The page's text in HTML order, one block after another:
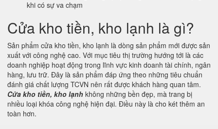
khi có sự va chạm
Cửa kho tiền, kho lạnh là gì?
Sản phẩm cửa kho tiền, kho lạnh là dòng sản phẩm mới được sản
xuất với công nghệ cao. Với mục tiêu thị trường hướng tới là các
doanh nghiệp hoạt động trong lĩnh vực kinh doanh tài chính, ngân
hàng, lưu trữ. Đây là sản phẩm đáp ứng theo những tiêu chuẩn
đánh giá chất lượng TCVN nên rất được khách hàng quan tâm.
Cửa kho tiền, kho lạnh không những bền đẹp, mà trang bị
nhiều loại khóa công nghệ hiện đại. Điều này là cho két thêm an
toàn hơn.